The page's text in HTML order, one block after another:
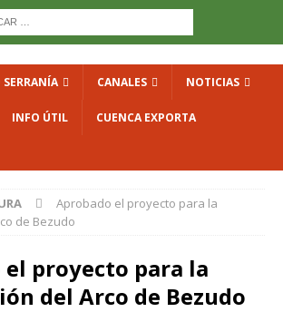
SERRANÍA CANALES NOTICIAS
INFO ÚTIL CUENCA EXPORTA
Aprobado el proyecto para la
de Bezudo
proyecto para la
del Arco de Bezudo